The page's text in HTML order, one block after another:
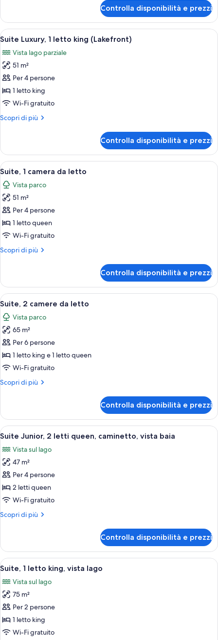
Junior,
letto
caminetto
Controlla disponibilità e prezzi
Apri
tutte
le
foto
per
Suite
Luxury,
letto
Un soggiorno moderno con camino
12
Suite Luxury, 1 letto king (Lakefront)
Vista lago parziale
51 m²
Per 4 persone
1 letto king
Wi-Fi gratuito
Scopri di più
Altri
Luxury,
letto
king
(Lakefront)
Controlla disponibilità e prezzi
Apri
tutte
le
foto
per
Suite,
1
da
Camera d'albergo con un letto
2
Suite, 1 camera da letto
Vista parco
51 m²
Per 4 persone
1 letto queen
Wi-Fi gratuito
Scopri di più
Altri
1
camera
da
letto
Controlla disponibilità e prezzi
Apri
tutte
le
foto
per
Suite,
2
da
Camera d'albergo con un letto
4
Suite, 2 camere da letto
Vista parco
65 m²
Per 6 persone
1 letto king e 1 letto queen
Wi-Fi gratuito
Scopri di più
Altri
2
camere
da
Controlla disponibilità e prezzi
Apri
tutte
le
foto
per
Suite
Junior,
letti
vista
baia
Un soggiorno moderno con divano,
3
Suite Junior, 2 letti queen, caminetto, vista baia
Vista sul lago
47 m²
Per 4 persone
2 letti queen
Wi-Fi gratuito
Scopri di più
Altri
Junior,
letti
caminetto,
vista
baia
Controlla disponibilità e prezzi
Apri
tutte
le
foto
per
Suite,
1
Un soggiorno moderno con un
4
Suite, 1 letto king, vista lago
Vista sul lago
75 m²
Per 2 persone
1 letto king
Wi-Fi gratuito